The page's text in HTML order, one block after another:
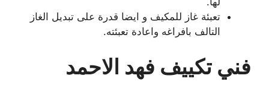
تعبئة غاز للمكيف و ايضا قدرة على تبديل الغاز
التالف بافراغه واعادة تعبئته.
فني تكييف فهد الاحمد